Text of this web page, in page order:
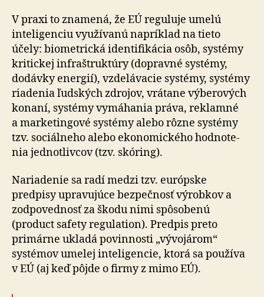
V praxi to znamená, že EÚ reguluje umelú
inteligenciu využívanú napríklad na tieto
účely: bio­metrická iden­ti­fi­ká­cia osôb, systémy
kritickej infra­štruk­tú­ry (dopravné systémy,
dodávky energií), vzdelávacie systémy, systémy
riadenia ľudských zdrojov, vrátane výberových
konaní, systémy vymáhania práva, reklamné
a mar­ke­tin­gové systémy alebo rôzne systémy
tzv. sociálneho alebo eko­no­mického hod­no­te­
nia jed­not­liv­cov (tzv. skóring).
Nariadenie sa radí medzi tzv. európske
predpisy upravujúce bezpečnosť výrobkov a
zodpovednosť za škodu nimi spôsobenú
(product safety regulation). Predpis preto
primárne ukladá povinnosti „vývojárom“
systémov umelej inteligencie, ktorá sa používa
v EÚ (aj keď pôjde o firmy z mimo EÚ).